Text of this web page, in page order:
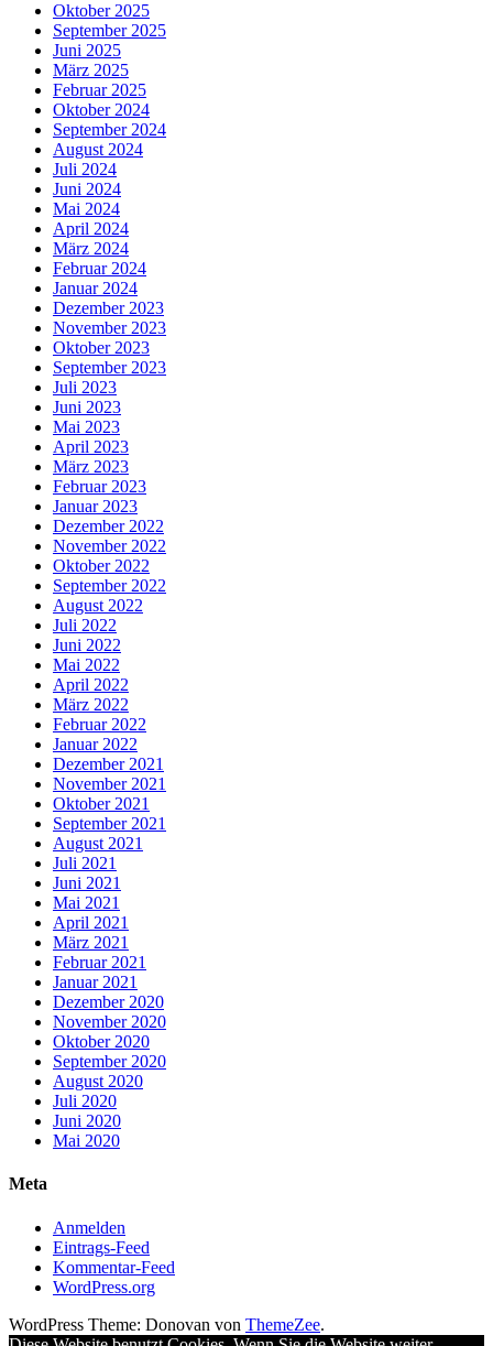
Oktober 2025
September 2025
Juni 2025
März 2025
Februar 2025
Oktober 2024
September 2024
August 2024
Juli 2024
Juni 2024
Mai 2024
April 2024
März 2024
Februar 2024
Januar 2024
Dezember 2023
November 2023
Oktober 2023
September 2023
Juli 2023
Juni 2023
Mai 2023
April 2023
März 2023
Februar 2023
Januar 2023
Dezember 2022
November 2022
Oktober 2022
September 2022
August 2022
Juli 2022
Juni 2022
Mai 2022
April 2022
März 2022
Februar 2022
Januar 2022
Dezember 2021
November 2021
Oktober 2021
September 2021
August 2021
Juli 2021
Juni 2021
Mai 2021
April 2021
März 2021
Februar 2021
Januar 2021
Dezember 2020
November 2020
Oktober 2020
September 2020
August 2020
Juli 2020
Juni 2020
Mai 2020
Meta
Anmelden
Eintrags-Feed
Kommentar-Feed
WordPress.org
WordPress Theme: Donovan von ThemeZee.